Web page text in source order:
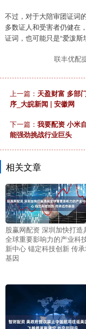
不过，对于大陪审团证词
多数证人和受害者仍健在
证词，也可能只是“爱泼斯
联丰优配
上一篇： 天盈财富 多部
序_大皖新闻 | 安徽网
下一篇： 我要配资 小米
能强劲挑战行业巨头
相关文章
股赢网配资 深圳加快打造
全球重要影响力的产业科
新中心 锚定科技创新 传
基因